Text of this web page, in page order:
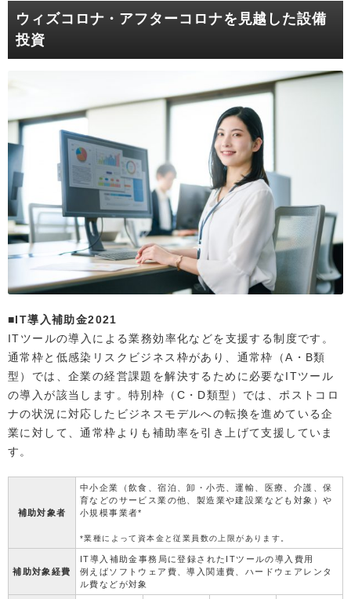
ウィズコロナ・アフターコロナを見越した設備
投資
■IT導入補助金2021
ITツールの導入による業務効率化などを支援する制度です。
通常枠と低感染リスクビジネス枠があり、通常枠（A・B類
型）では、企業の経営課題を解決するために必要なITツール
の導入が該当します。特別枠（C・D類型）では、ポストコロ
ナの状況に対応したビジネスモデルへの転換を進めている企
業に対して、通常枠よりも補助率を引き上げて支援していま
す。
補助対象者
中小企業（飲食、宿泊、卸・小売、運輸、医療、介護、保
育などのサービス業の他、製造業や建設業なども対象）や
小規模事業者*
*業種によって資本金と従業員数の上限があります。
補助対象経費
IT導入補助金事務局に登録されたITツールの導入費用
例えばソフトウェア費、導入関連費、ハードウェアレンタ
ル費などが対象